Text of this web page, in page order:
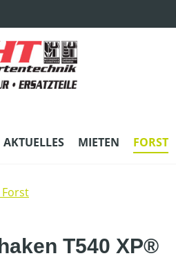
AKTUELLES MIETEN FORST
T540 XP®